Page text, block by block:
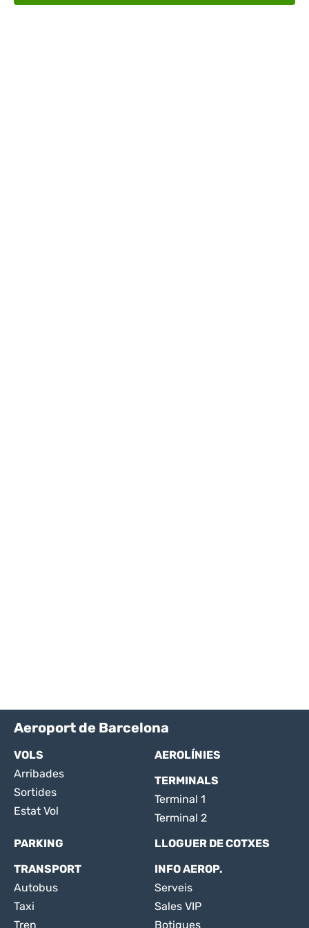
Aeroport de Barcelona
VOLS
Arribades
Sortides
Estat Vol
AEROLÍNIES
TERMINALS
Terminal 1
Terminal 2
PARKING
LLOGUER DE COTXES
TRANSPORT
Autobus
Taxi
Tren
INFO AEROP.
Serveis
Sales VIP
Botigues